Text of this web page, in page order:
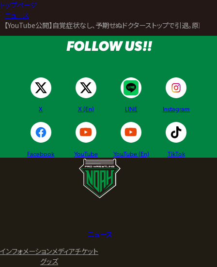
トップページ
ニュース
【YouTube公開】自覚症状なし、予期せぬドクターストップで引退。原
FOLLOW US!!
X X (En) LINE Instagram
Facebook YouTube YouTube (En) TikTok
ニュース
インフォメーションメディアチケット
グッズ